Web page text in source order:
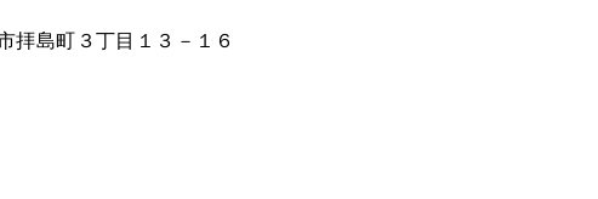
拝島町３丁目１３－１６